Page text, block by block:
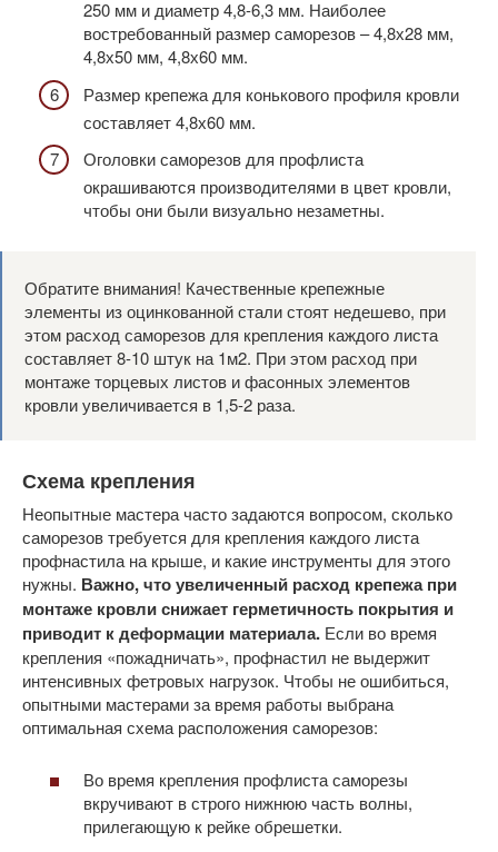
250 мм и диаметр 4,8-6,3 мм. Наиболее
востребованный размер саморезов – 4,8х28 мм,
4,8х50 мм, 4,8х60 мм.
Размер крепежа для конькового профиля кровли
составляет 4,8х60 мм.
Оголовки саморезов для профлиста
окрашиваются производителями в цвет кровли,
чтобы они были визуально незаметны.
Обратите внимания! Качественные крепежные
элементы из оцинкованной стали стоят недешево, при
этом расход саморезов для крепления каждого листа
составляет 8-10 штук на 1м2. При этом расход при
монтаже торцевых листов и фасонных элементов
кровли увеличивается в 1,5-2 раза.
Схема крепления
Неопытные мастера часто задаются вопросом, сколько
саморезов требуется для крепления каждого листа
профнастила на крыше, и какие инструменты для этого
нужны. Важно, что увеличенный расход крепежа при
монтаже кровли снижает герметичность покрытия и
приводит к деформации материала. Если во время
крепления «пожадничать», профнастил не выдержит
интенсивных фетровых нагрузок. Чтобы не ошибиться,
опытными мастерами за время работы выбрана
оптимальная схема расположения саморезов:
Во время крепления профлиста саморезы
вкручивают в строго нижнюю часть волны,
прилегающую к рейке обрешетки.